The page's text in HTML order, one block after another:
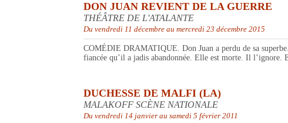
DON JUAN REVIENT DE LA GUERRE
THÉÂTRE DE L'ATALANTE
Du vendredi 11 décembre au mercredi 23 décembre 2015
COMÉDIE DRAMATIQUE. Don Juan a perdu de sa
fiancée qu’il a jadis abandonnée. Elle est morte. Il l’ignore.
DUCHESSE DE MALFI (LA)
MALAKOFF SCÈNE NATIONALE
Du vendredi 14 janvier au samedi 5 février 2011